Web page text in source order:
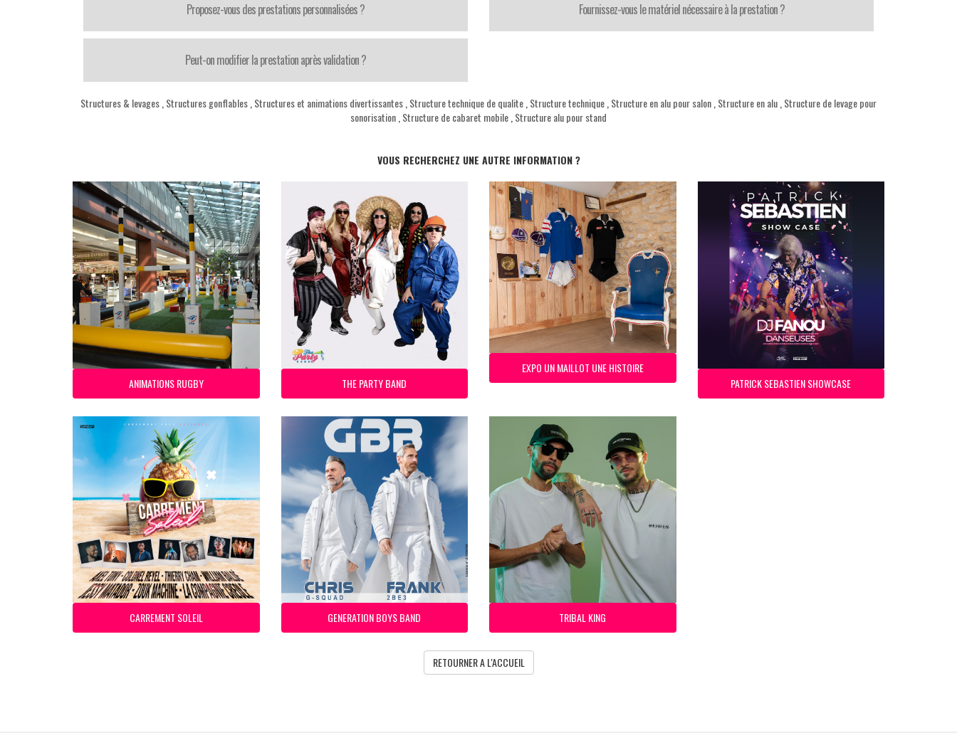
Proposez-vous des prestations personnalisées ?
Peut-on modifier la prestation après validation ?
Fournissez-vous le matériel nécessaire à la prestation ?
Structures & levages Structures gonflables Structures et animations divertissantes Structure technique de qualite Structure technique Structure en alu pour salon Structure en alu Structure de levage pour
sonorisation Structure de cabaret mobile Structure alu pour stand
VOUS RECHERCHEZ UNE AUTRE INFORMATION ?
ANIMATIONS RUGBY THE PARTY BAND
EXPO UN MAILLOT UNE HISTOIRE
PATRICK SEBASTIEN SHOWCASE
CARREMENT SOLEIL GENERATION BOYS BAND TRIBAL KING
RETOURNER A L'ACCUEIL